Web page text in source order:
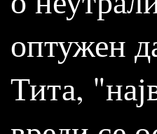
оптужен
Тита,